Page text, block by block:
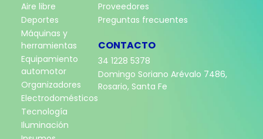
Aire libre
Deportes
Máquinas y
herramientas
Equipamiento
automotor
Organizadores
Electrodomésticos
Tecnología
Iluminación
Proveedores
Preguntas frecuentes
CONTACTO
34 1228 5378
Domingo Soriano Arévalo 7486,
Rosario, Santa Fe